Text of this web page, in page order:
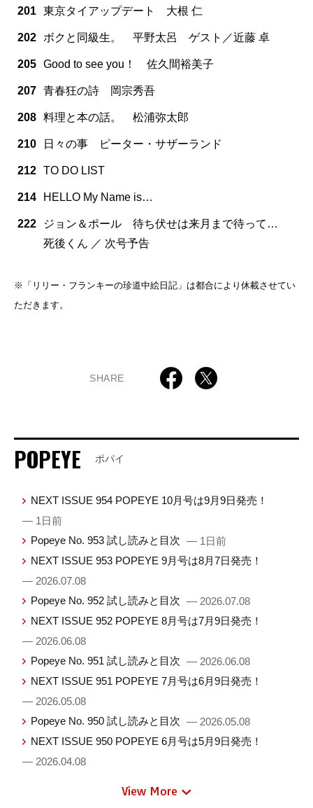
201 東京タイアップデート 大根 仁
202 ボクと同級生。 平野太呂 ゲスト／近藤 卓
205 Good to see you！ 佐久間裕美子
207 青春狂の詩 岡宗秀吾
208 料理と本の話。 松浦弥太郎
210 日々の事 ピーター・サザーランド
212 TO DO LIST
214 HELLO My Name is…
222
ジョン＆ポール 待ち伏せは来月まで待って…
死後くん ／ 次号予告
※「リリー・フランキーの珍道中絵日記」は都合により休載させてい
ただきます。
SHARE
POPEYE ポパイ
NEXT ISSUE 954 POPEYE 10月号は9月9日発売！
— 1日前
Popeye No. 953 試し読みと目次 — 1日前
NEXT ISSUE 953 POPEYE 9月号は8月7日発売！
— 2026.07.08
Popeye No. 952 試し読みと目次 — 2026.07.08
NEXT ISSUE 952 POPEYE 8月号は7月9日発売！
— 2026.06.08
Popeye No. 951 試し読みと目次 — 2026.06.08
NEXT ISSUE 951 POPEYE 7月号は6月9日発売！
— 2026.05.08
Popeye No. 950 試し読みと目次 — 2026.05.08
NEXT ISSUE 950 POPEYE 6月号は5月9日発売！
— 2026.04.08
View More